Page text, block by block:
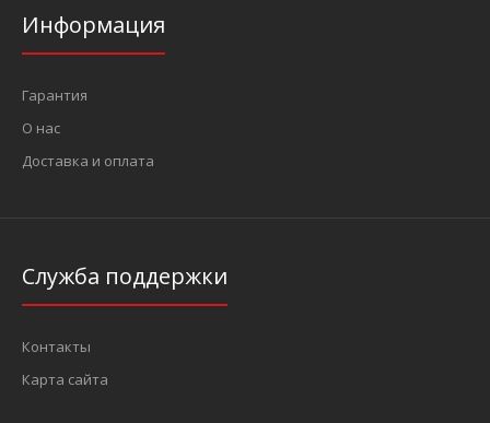
Информация
Гарантия
О нас
Доставка и оплата
Служба поддержки
Контакты
Карта сайта